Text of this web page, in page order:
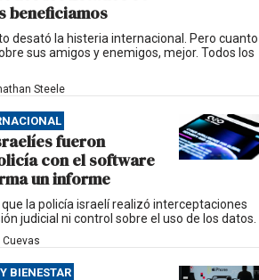
beneficiamos
desató la histeria internacional. Pero cuanto
sus amigos y enemigos, mejor. Todos los
Steele
fueron
con el software
un informe
la policía israelí realizó interceptaciones
judicial ni control sobre el uso de los datos.
Cuevas
BIENESTAR